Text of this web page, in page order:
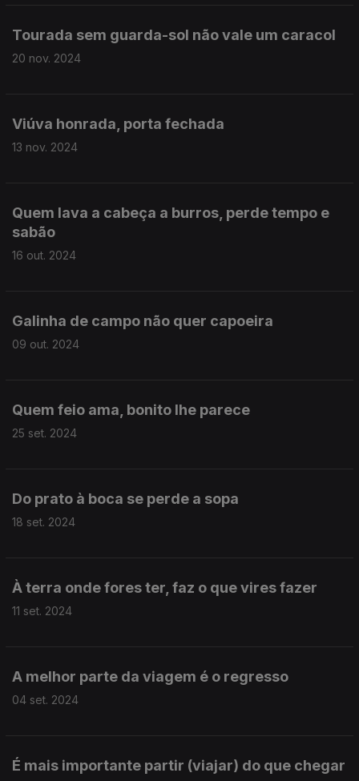
Tourada sem guarda-sol não vale um caracol
20 nov. 2024
Viúva honrada, porta fechada
13 nov. 2024
Quem lava a cabeça a burros, perde tempo e
sabão
16 out. 2024
Galinha de campo não quer capoeira
09 out. 2024
Quem feio ama, bonito lhe parece
25 set. 2024
Do prato à boca se perde a sopa
18 set. 2024
À terra onde fores ter, faz o que vires fazer
11 set. 2024
A melhor parte da viagem é o regresso
04 set. 2024
É mais importante partir (viajar) do que chegar